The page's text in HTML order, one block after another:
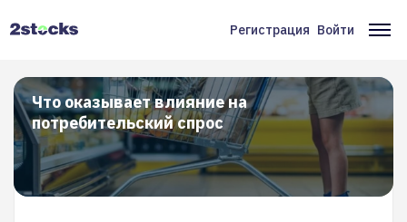
Меню
учётной
записи
пользователя
Регистрация Войти
Что оказывает влияние на
потребительский спрос